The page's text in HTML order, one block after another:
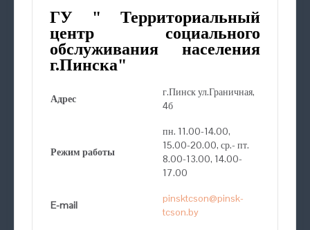
ГУ " Территориальный
центр социального
обслуживания населения
г.Пинска"
Адрес
г.Пинск ул.Граничная,
4б
Режим работы
пн. 11.00-14.00,
15.00-20.00, ср.- пт.
8.00-13.00, 14.00-
17.00
E-mail
pinsktcson@pinsk-
tcson.by